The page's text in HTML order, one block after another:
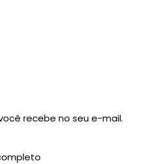
recebe no seu e-mail.